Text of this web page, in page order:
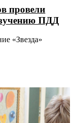
провели
ПДД
«Звезда»